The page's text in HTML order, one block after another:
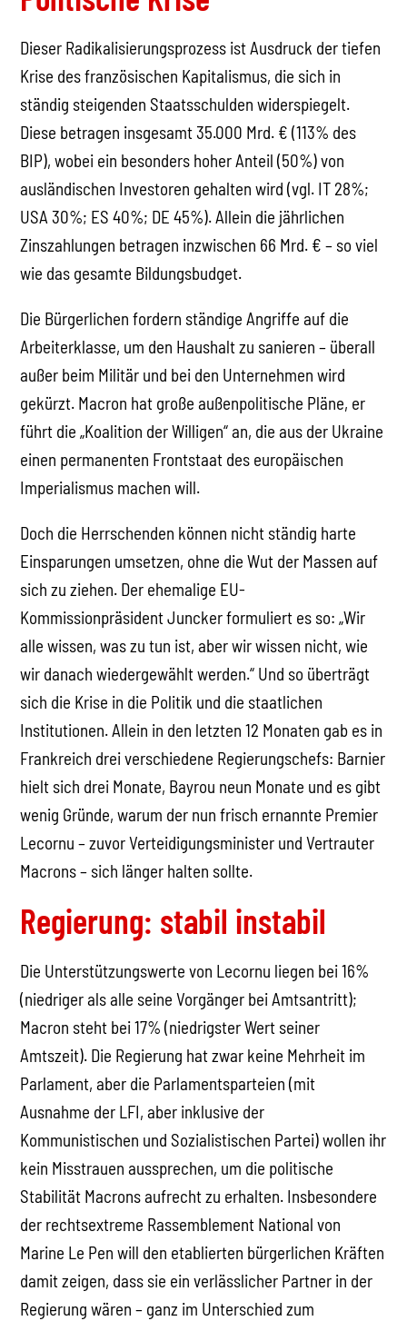
Dieser Radikalisierungsprozess ist Ausdruck der tiefen
Krise des französischen Kapitalismus, die sich in
ständig steigenden Staatsschulden widerspiegelt.
Diese betragen insgesamt 35.000 Mrd. € (113% des
BIP), wobei ein besonders hoher Anteil (50%) von
ausländischen Investoren gehalten wird (vgl. IT 28%;
USA 30%; ES 40%; DE 45%). Allein die jährlichen
Zinszahlungen betragen inzwischen 66 Mrd. € – so viel
wie das gesamte Bildungsbudget.
Die Bürgerlichen fordern ständige Angriffe auf die
Arbeiterklasse, um den Haushalt zu sanieren – überall
außer beim Militär und bei den Unternehmen wird
gekürzt. Macron hat große außenpolitische Pläne, er
führt die „Koalition der Willigen“ an, die aus der Ukraine
einen permanenten Frontstaat des europäischen
Imperialismus machen will.
Doch die Herrschenden können nicht ständig harte
Einsparungen umsetzen, ohne die Wut der Massen auf
sich zu ziehen. Der ehemalige EU-
Kommissionpräsident Juncker formuliert es so: „Wir
alle wissen, was zu tun ist, aber wir wissen nicht, wie
wir danach wiedergewählt werden.“ Und so überträgt
sich die Krise in die Politik und die staatlichen
Institutionen. Allein in den letzten 12 Monaten gab es in
Frankreich drei verschiedene Regierungschefs: Barnier
hielt sich drei Monate, Bayrou neun Monate und es gibt
wenig Gründe, warum der nun frisch ernannte Premier
Lecornu – zuvor Verteidigungsminister und Vertrauter
Macrons – sich länger halten sollte.
Regierung: stabil instabil
Die Unterstützungswerte von Lecornu liegen bei 16%
(niedriger als alle seine Vorgänger bei Amtsantritt);
Macron steht bei 17% (niedrigster Wert seiner
Amtszeit). Die Regierung hat zwar keine Mehrheit im
Parlament, aber die Parlamentsparteien (mit
Ausnahme der LFI, aber inklusive der
Kommunistischen und Sozialistischen Partei) wollen ihr
kein Misstrauen aussprechen, um die politische
Stabilität Macrons aufrecht zu erhalten. Insbesondere
der rechtsextreme Rassemblement National von
Marine Le Pen will den etablierten bürgerlichen Kräften
damit zeigen, dass sie ein verlässlicher Partner in der
Regierung wären – ganz im Unterschied zum